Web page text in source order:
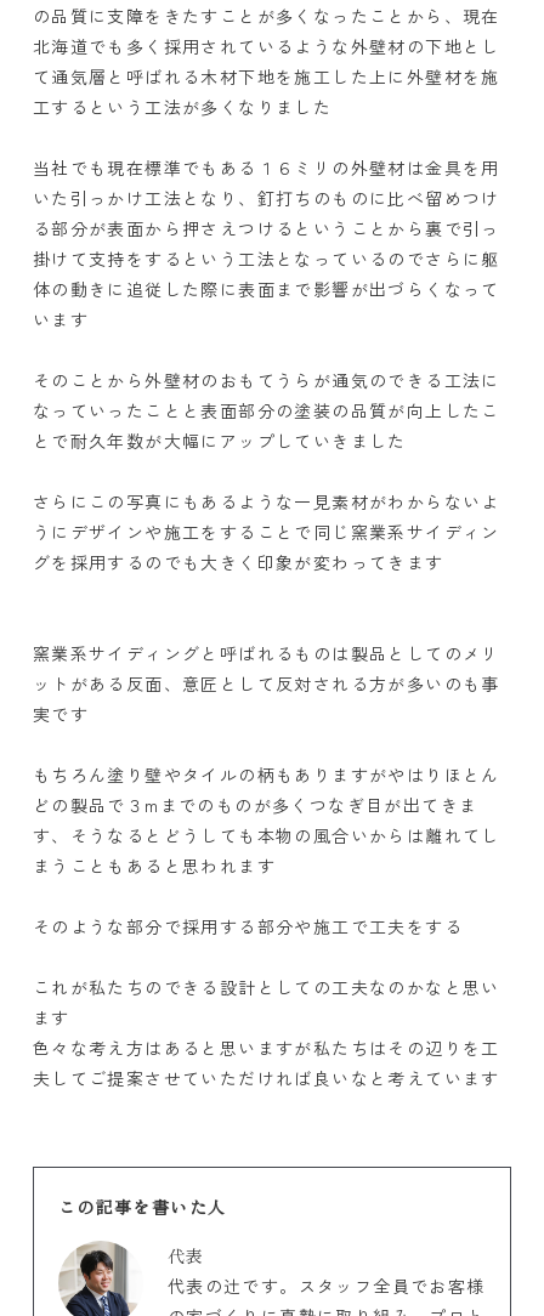
の品質に支障をきたすことが多くなったことから、現在
北海道でも多く採用されているような外壁材の下地とし
て通気層と呼ばれる木材下地を施工した上に外壁材を施
工するという工法が多くなりました
当社でも現在標準でもある１６ミリの外壁材は金具を用
いた引っかけ工法となり、釘打ちのものに比べ留めつけ
る部分が表面から押さえつけるということから裏で引っ
掛けて支持をするという工法となっているのでさらに躯
体の動きに追従した際に表面まで影響が出づらくなって
います
そのことから外壁材のおもてうらが通気のできる工法に
なっていったことと表面部分の塗装の品質が向上したこ
とで耐久年数が大幅にアップしていきました
さらにこの写真にもあるような一見素材がわからないよ
うにデザインや施工をすることで同じ窯業系サイディン
グを採用するのでも大きく印象が変わってきます
窯業系サイディングと呼ばれるものは製品としてのメリ
ットがある反面、意匠として反対される方が多いのも事
実です
もちろん塗り壁やタイルの柄もありますがやはりほとん
どの製品で３mまでのものが多くつなぎ目が出てきま
す、そうなるとどうしても本物の風合いからは離れてし
まうこともあると思われます
そのような部分で採用する部分や施工で工夫をする
これが私たちのできる設計としての工夫なのかなと思い
ます
色々な考え方はあると思いますが私たちはその辺りを工
夫してご提案させていただければ良いなと考えています
この記事を書いた人
代表
代表の辻です。スタッフ全員でお客様